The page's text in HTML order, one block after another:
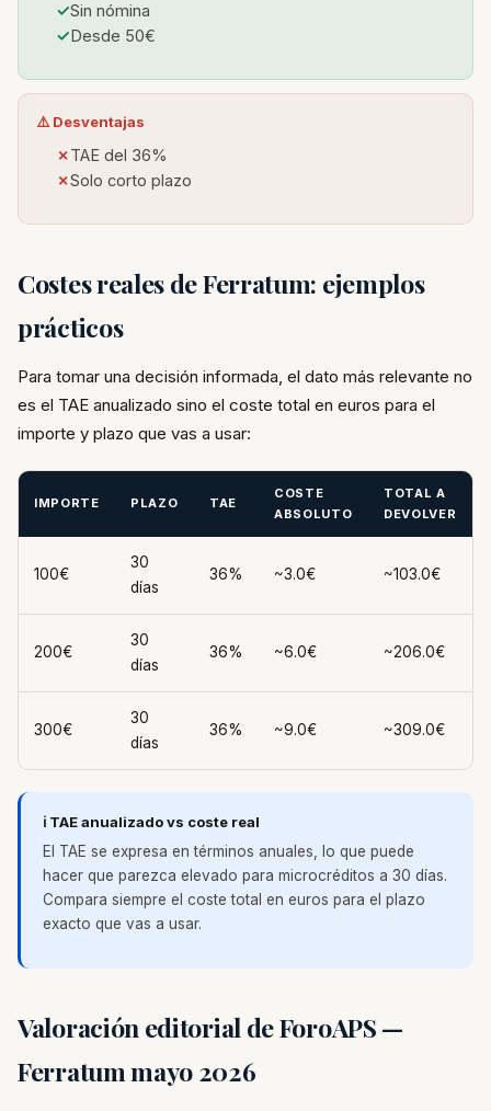
Sin nómina
Desde 50€
⚠️ Desventajas
TAE del 36%
Solo corto plazo
Costes reales de Ferratum: ejemplos
prácticos
Para tomar una decisión informada, el dato más relevante no
es el TAE anualizado sino el coste total en euros para el
importe y plazo que vas a usar:
IMPORTE PLAZO TAE
COSTE
ABSOLUTO
TOTAL A
DEVOLVER
100€
30
días
36% ~3.0€ ~103.0€
200€
30
días
36% ~6.0€ ~206.0€
300€
30
días
36% ~9.0€ ~309.0€
ℹ️ TAE anualizado vs coste real
El TAE se expresa en términos anuales, lo que puede
hacer que parezca elevado para microcréditos a 30 días.
Compara siempre el coste total en euros para el plazo
exacto que vas a usar.
Valoración editorial de ForoAPS —
Ferratum mayo 2026